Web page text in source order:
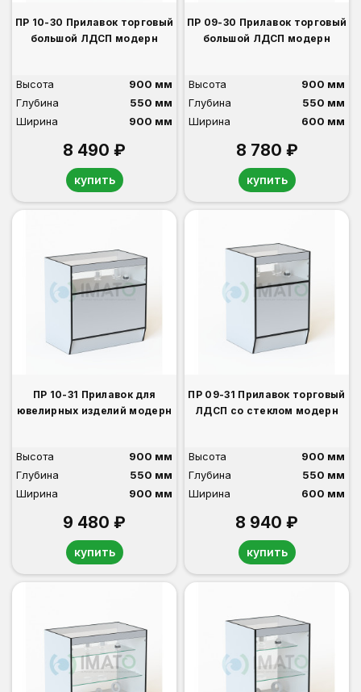
ПР 10-30 Прилавок торговый
большой ЛДСП модерн
Высота
900 мм
Глубина
550 мм
Ширина
900 мм
8 490 ₽
купить
ПР 09-30 Прилавок торговый
большой ЛДСП модерн
Высота
900 мм
Глубина
550 мм
Ширина
600 мм
8 780 ₽
купить
ПР 10-31 Прилавок для
ювелирных изделий модерн
Высота
900 мм
Глубина
550 мм
Ширина
900 мм
9 480 ₽
купить
ПР 09-31 Прилавок торговый
ЛДСП со стеклом модерн
Высота
900 мм
Глубина
550 мм
Ширина
600 мм
8 940 ₽
купить